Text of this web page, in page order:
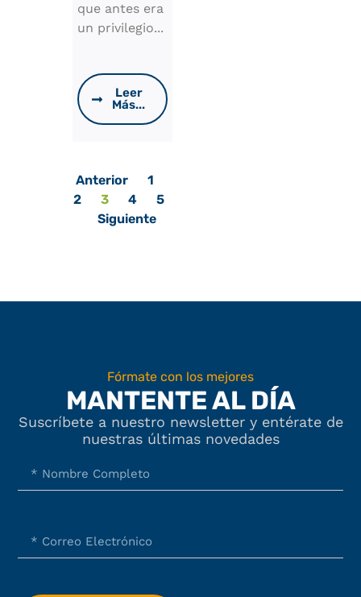
que antes era
un privilegio...
Leer
Más...
Anterior
1
2
3 4
5
Siguiente
Fórmate con los mejores
MANTENTE AL DÍA
Suscríbete a nuestro newsletter y entérate de
nuestras últimas novedades